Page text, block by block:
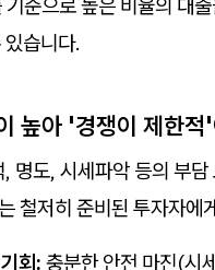
습니다.
높아 '경쟁이 제한적
명도, 시세파악 등의 부
철저히 준비된 투자자에
회: 충분한 안전 마진(시